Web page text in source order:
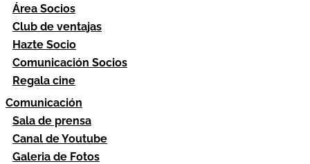
Área Socios
Club de ventajas
Hazte Socio
Comunicación Socios
Regala cine
Comunicación
Sala de prensa
Canal de Youtube
Galeria de Fotos